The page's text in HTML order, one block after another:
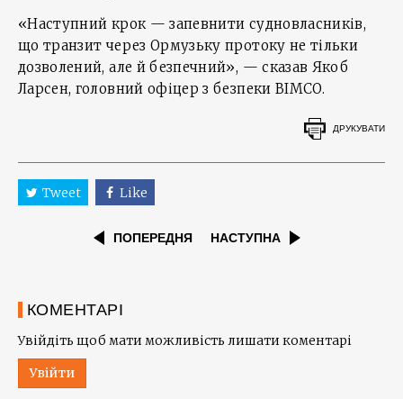
«Наступний крок — запевнити судновласників,
що транзит через Ормузьку протоку не тільки
дозволений, але й безпечний», — сказав Якоб
Ларсен, головний офіцер з безпеки BIMCO.
ДРУКУВАТИ
Tweet Like
ПОПЕРЕДНЯ НАСТУПНА
КОМЕНТАРІ
Увійдіть щоб мати можливість лишати коментарі
Увійти